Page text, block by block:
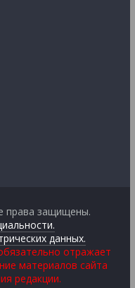
права защищены.
данных.
отражает
материалов сайта
редакции.